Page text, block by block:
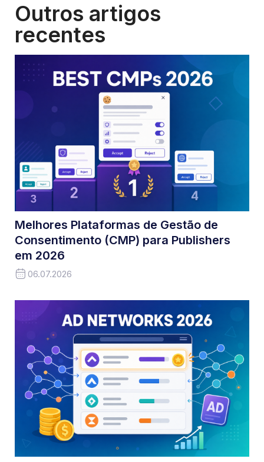
Outros artigos
recentes
Melhores Plataformas de Gestão de
Consentimento (CMP) para Publishers
em 2026
06.07.2026